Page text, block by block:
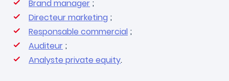
Brand manager ;
Directeur marketing ;
Responsable commercial ;
Auditeur ;
Analyste private equity.